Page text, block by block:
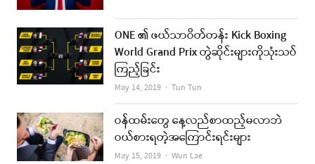
ONE ၏ ဖယ်သာဝိတ်တန်း Kick Boxing
World Grand Prix တွဲဆိုင်းများကိုသုံးသပ်
ကြည့်ခြင်း
May 14, 2019 Author
Tun Tun
ဝန်ထမ်းတွေ နေ့လည်စာထည့်မလာဘဲ
ဝယ်စားရတဲ့အကြောင်းရင်းများ
May 15, 2019 Author
Wun Lae